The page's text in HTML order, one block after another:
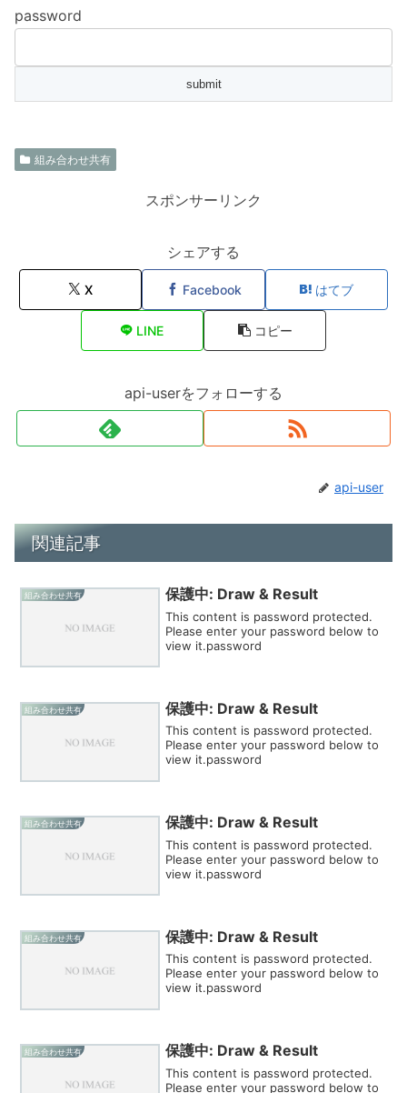
password
組み合わせ共有
スポンサーリンク
シェアする
X Facebook はてブ
LINE コピー
api-userをフォローする
api-user
関連記事
組み合わせ共有 保護中: Draw & Result
This content is password protected.
Please enter your password below to
view it.password
組み合わせ共有 保護中: Draw & Result
This content is password protected.
Please enter your password below to
view it.password
組み合わせ共有 保護中: Draw & Result
This content is password protected.
Please enter your password below to
view it.password
組み合わせ共有 保護中: Draw & Result
This content is password protected.
Please enter your password below to
view it.password
組み合わせ共有 保護中: Draw & Result
This content is password protected.
Please enter your password below to